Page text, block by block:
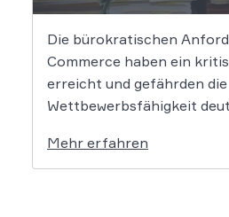
Die bürokratischen
Commerce haben ein
erreicht und gefährden die
Wettbewerbsfähigkeit
Händlerbundes belegt,
befragten Unternehmen
Mehr erfahren